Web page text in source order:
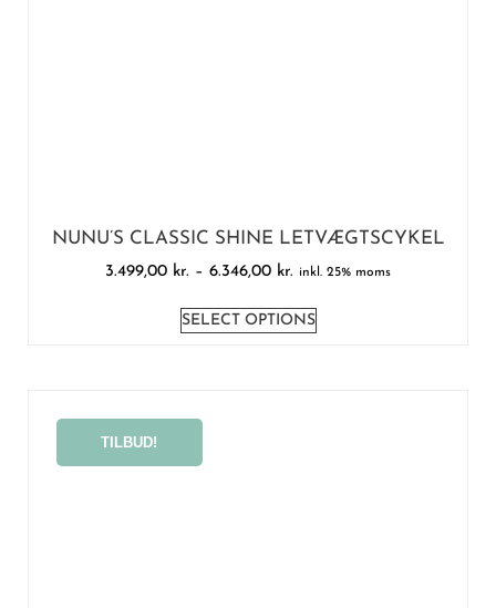
NUNU’S CLASSIC SHINE LETVÆGTSCYKEL
3.499,00 kr. – 6.346,00 kr. inkl. 25% moms
SELECT OPTIONS
TILBUD!